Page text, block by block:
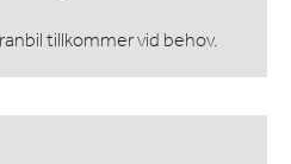
tillkommer vid behov.